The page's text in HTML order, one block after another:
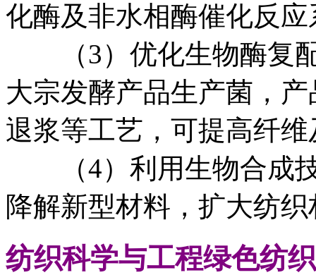
化酶及非水相酶催化反
（3）优化生物酶复配
大宗发酵产品生产菌，
退浆等工艺，可提高纤
（4）利用生物合成技
降解新型材料，扩大纺
纺织科学与工程绿色纺织